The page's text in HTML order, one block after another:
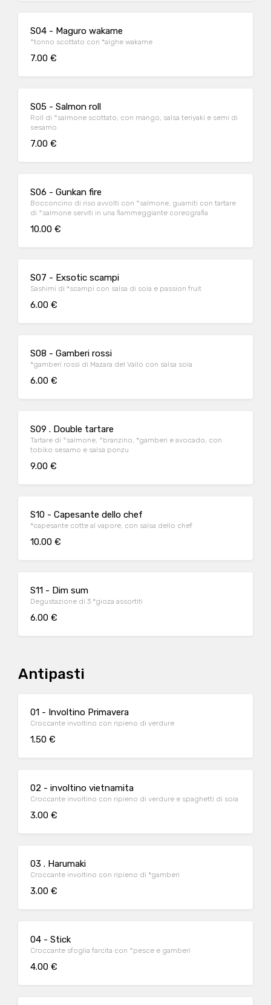
S04 - Maguro wakame
°tonno scottato con *alghe wakame
7.00 €
S05 - Salmon roll
Roll di °salmone scottato, con mango, salsa teriyaki e semi di
sesamo
7.00 €
S06 - Gunkan fire
Bocconcino di riso avvolti con °salmone, guarniti con tartare
di °salmone serviti in una fiammeggiante coreografia
10.00 €
S07 - Exsotic scampi
Sashimi di *scampi con salsa di soia e passion fruit
6.00 €
S08 - Gamberi rossi
*gamberi rossi di Mazara del Vallo con salsa soia
6.00 €
S09 . Double tartare
Tartare di °salmone, °branzino, *gamberi e avocado, con
tobiko sesamo e salsa ponzu
9.00 €
S10 - Capesante dello chef
*capesante cotte al vapore, con salsa dello chef
10.00 €
S11 - Dim sum
Degustazione di 3 *gioza assortiti
6.00 €
Antipasti
01 - Involtino Primavera
Croccante involtino con ripieno di verdure
1.50 €
02 - involtino vietnamita
Croccante involtino con ripieno di verdure e spaghetti di soia
3.00 €
03 . Harumaki
Croccante involtino con ripieno di *gamberi
3.00 €
04 - Stick
Croccante sfoglia farcita con °pesce e gamberi
4.00 €